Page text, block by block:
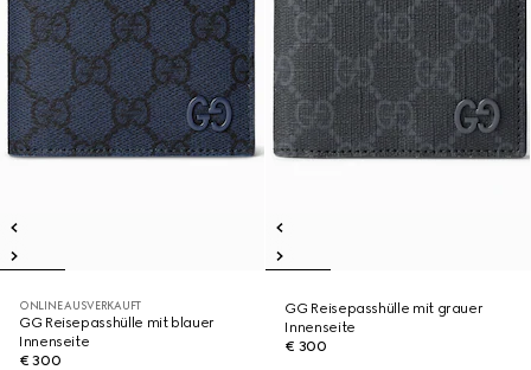
ONLINE AUSVERKAUFT
GG Reisepasshülle mit blauer
Innenseite
€ 300
GG Reisepasshülle mit grauer
Innenseite
€ 300